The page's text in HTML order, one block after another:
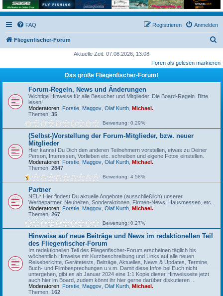
FAQ Anmelden
Registrieren
Fliegenfischer-Forum
c
Aktuelle Zeit: 07.08.2026, 13:08
Foren als gelesen markieren
Das große Fliegenfischer-Forum!
Forum-Regeln, News und Änderungen
Wichtige Hinweise für alle Besucher und Mitglieder. Die Board-Regeln. Bitte
lesen!
Moderatoren: Forstie Maggov Olaf Kurth
Michael.
Themen: 35
Bewertung: 0.29%
(Selbst-)Vorstellung der Forum-Mitglieder, bzw. neuer
Mitglieder
Hier kannst Du Dich den anderen Teilnehmern vorstellen, etwas zu Deiner
Person, Interessen, Vorlieben etc. schreiben und eigene Fotos einstellen.
Moderatoren: Forstie Maggov Olaf Kurth
Michael.
Themen: 2847
Bewertung: 4.58%
Partner
NEU: Hier findest Du aktuelle Angebote (ausschließlich) unserer
Werbepartner. Neuheiten, Sonderaktionen, Firmen-News, Hausmessen, etc...
Moderatoren: Forstie Maggov Olaf Kurth
Michael.
Themen: 267
Bewertung: 0.27%
Hinweise auf neue Beiträge und News im redaktionellen Teil
des Fliegenfischer-Forum
Im redaktionellen Teil des Fliegenfischer-Forum erscheinen täglich bis
wöchentlich Hinweise mit Kurzbeschreibung und Links auf alle neuen
Reiseberichte, Gerätetests, Beiträge, Aktuelles, News & Updates, Termine,
Buch- und Filmbesprechungen u.v.m. Damit diese Infos bei Euch nicht
untergehen, gibt es ab Januar 2024 eine 1:1 Kopie dieser Hinweisseite jetzt
auch hier im Board, zudem könnt ihr hier gerne darüber diskutieren ...
Moderatoren: Forstie Maggov Olaf Kurth
Michael.
Themen: 162